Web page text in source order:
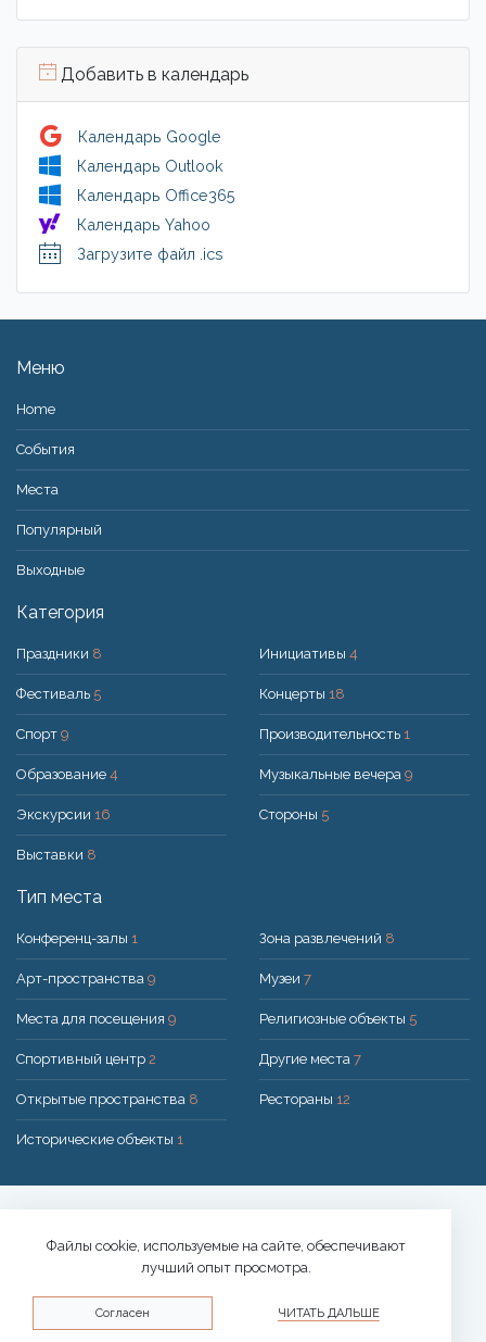
Добавить в календарь
Календарь Google
Календарь Outlook
Календарь Office365
Календарь Yahoo
Загрузите файл .ics
Меню
Home
События
Места
Популярный
Bыходные
Категория
Праздники 8
Фестиваль 5
Спорт 9
Образование 4
Экскурсии 16
Выставки 8
Инициативы 4
Концерты 18
Производительность 1
Музыкальные вечера 9
Стороны 5
Тип места
Конференц-залы 1
Арт-пространства 9
Места для посещения 9
Спортивный центр 2
Открытые пространства 8
Исторические объекты 1
Зона развлечений 8
Музеи 7
Религиозные объекты 5
Другие места 7
Рестораны 12
Политика конфиденциальности
Файлы cookie, используемые на сайте, обеспечивают
лучший опыт просмотра.
Согласен ЧИТАТЬ ДАЛЬШЕ